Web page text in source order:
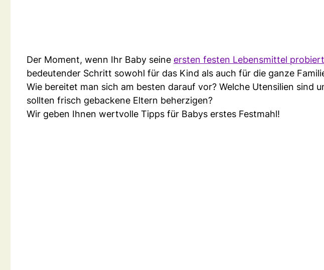
Der Moment, wenn Ihr Baby seine ersten festen Lebensmittel probiert
bedeutender Schritt sowohl für das Kind als auch für die ganze
Wie bereitet man sich am besten darauf vor? Welche Utensilien sind
sollten frisch gebackene Eltern beherzigen?
Wir geben Ihnen wertvolle Tipps für Babys erstes Festmahl!